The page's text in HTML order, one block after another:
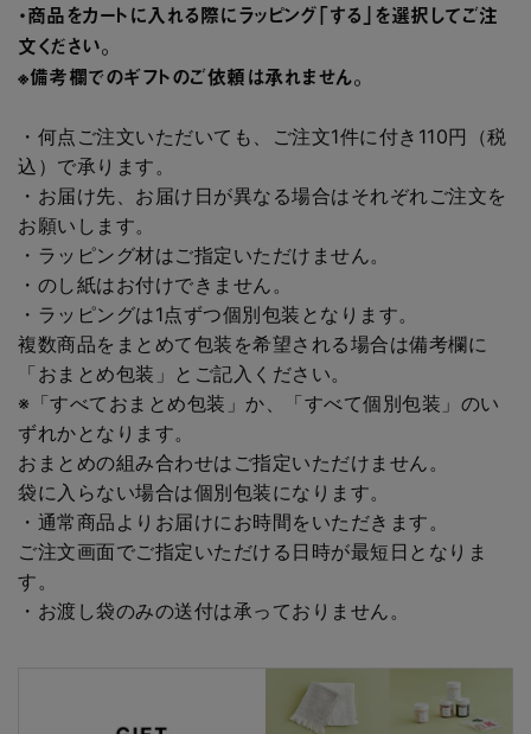
・商品をカートに入れる際にラッピング「する」を選択してご注
文ください。
※備考欄でのギフトのご依頼は承れません。
・何点ご注文いただいても、ご注文1件に付き110円（税
込）で承ります。
・お届け先、お届け日が異なる場合はそれぞれご注文を
お願いします。
・ラッピング材はご指定いただけません。
・のし紙はお付けできません。
・ラッピングは1点ずつ個別包装となります。
複数商品をまとめて包装を希望される場合は備考欄に
「おまとめ包装」とご記入ください。
※「すべておまとめ包装」か、「すべて個別包装」のい
ずれかとなります。
おまとめの組み合わせはご指定いただけません。
袋に入らない場合は個別包装になります。
・通常商品よりお届けにお時間をいただきます。
ご注文画面でご指定いただける日時が最短日となりま
す。
・お渡し袋のみの送付は承っておりません。